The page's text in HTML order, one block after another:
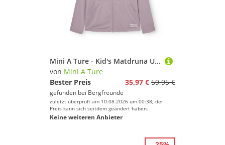
Mini A Ture - Kid's Matdruna UV Skin Hoodie - Sweat- & Trainingsjacke Gr 146 - 11 Years lila
von Mini A Ture
Bester Preis
35,97 € 59,95 €
gefunden bei Bergfreunde
zuletzt überprüft am 10.08.2026 um 00:38; der
Preis kann sich seitdem geändert haben.
Keine weiteren Anbieter